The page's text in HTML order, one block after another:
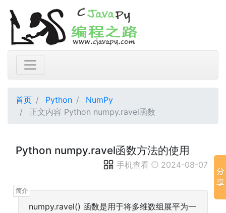
首页 Python
NumPy
正文内容 Python numpy.ravel函数
Python numpy.ravel函数方法的使用
手机查看 2024-08-07
numpy.ravel() 函数是用于将多维数组展平为一